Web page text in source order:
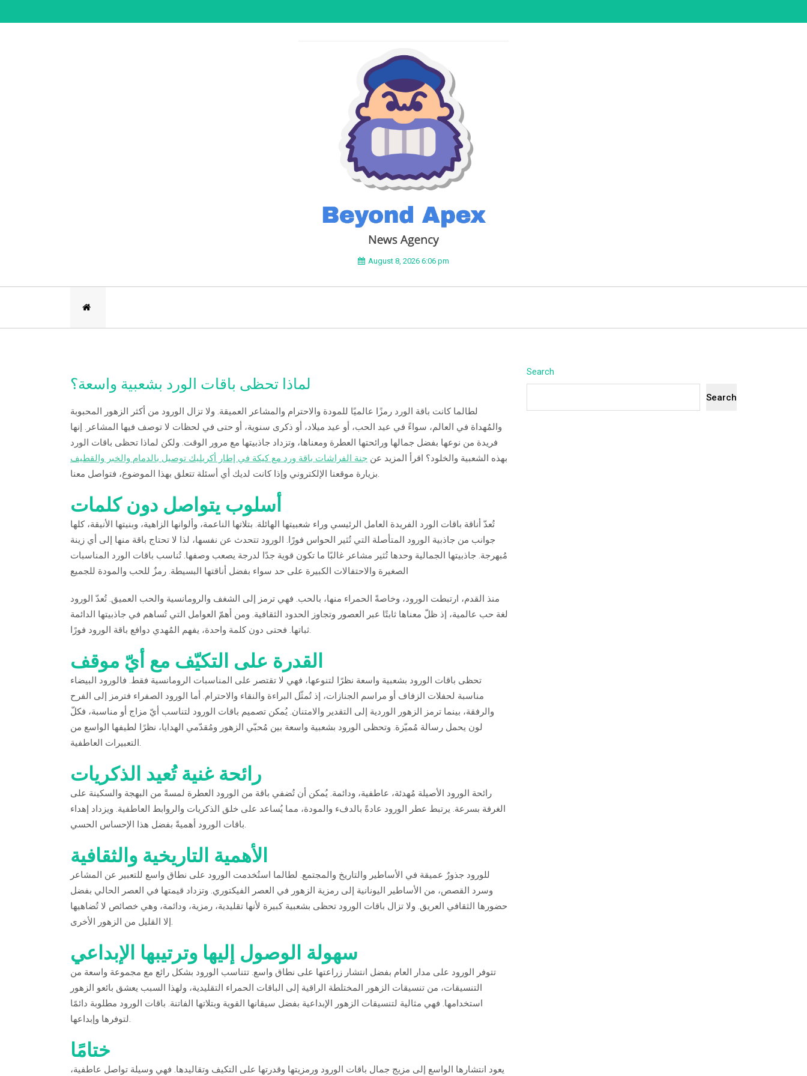
to
BEYOND APEX
August 8, 2026 6:06 pm
لماذا تحظى باقات الورد بشعبية واسعة؟
لطالما كانت باقة الورد رمزًا عالميًا للمودة والاحترام والمشاعر العميقة. ولا تزال الورود من أكثر الزهور المحبوبة
والمُهداة في العالم، سواءً في عيد الحب، أو عيد ميلاد، أو ذكرى سنوية، أو حتى في لحظات لا توصف فيها المشاعر. إنها
فريدة من نوعها بفضل جمالها ورائحتها العطرة ومعناها، وتزداد جاذبيتها مع مرور الوقت. ولكن لماذا تحظى باقات الورد
بهذه الشعبية والخلود؟ اقرأ المزيد عن جنة الفراشات باقة ورد مع كيكة في إطار أكريليك توصيل بالدمام والخبر والقطيف
بزيارة موقعنا الإلكتروني وإذا كانت لديك أي أسئلة تتعلق بهذا الموضوع، فتواصل معنا.
أسلوب يتواصل دون كلمات
تُعدّ أناقة باقات الورد الفريدة العامل الرئيسي وراء شعبيتها الهائلة. بتلاتها الناعمة، وألوانها الزاهية، وبنيتها الأنيقة، كلها
جوانب من جاذبية الورود المتأصلة التي تُثير الحواس فورًا. الورود تتحدث عن نفسها، لذا لا تحتاج باقة منها إلى أي زينة
مُبهرجة. جاذبيتها الجمالية وحدها تُثير مشاعر غالبًا ما تكون قوية جدًا لدرجة يصعب وصفها. تُناسب باقات الورد المناسبات
الصغيرة والاحتفالات الكبيرة على حد سواء بفضل أناقتها البسيطة. رمزٌ للحب والمودة للجميع
منذ القدم، ارتبطت الورود، وخاصةً الحمراء منها، بالحب. فهي ترمز إلى الشغف والرومانسية والحب العميق. تُعدّ الورود
لغة حب عالمية، إذ ظلّ معناها ثابتًا عبر العصور وتجاوز الحدود الثقافية. ومن أهمّ العوامل التي تُساهم في جاذبيتها الدائمة
ثباتها. فحتى دون كلمة واحدة، يفهم المُهدي دوافع باقة الورود فورًا.
القدرة على التكيّف مع أيّ موقف
تحظى باقات الورود بشعبية واسعة نظرًا لتنوعها، فهي لا تقتصر على المناسبات الرومانسية فقط. فالورود البيضاء
مناسبة لحفلات الزفاف أو مراسم الجنازات، إذ تُمثّل البراءة والنقاء والاحترام. أما الورود الصفراء فترمز إلى الفرح
والرفقة، بينما ترمز الزهور الوردية إلى التقدير والامتنان. يُمكن تصميم باقات الورود لتناسب أيّ مزاج أو مناسبة، فكلّ
لون يحمل رسالة مُميّزة. وتحظى الورود بشعبية واسعة بين مُحبّي الزهور ومُقدّمي الهدايا، نظرًا لطيفها الواسع من
التعبيرات العاطفية.
رائحة غنية تُعيد الذكريات
رائحة الورود الأصيلة مُهدئة، عاطفية، ودائمة. يُمكن أن تُضفي باقة من الورود العطرة لمسةً من البهجة والسكينة على
الغرفة بسرعة. يرتبط عطر الورود عادةً بالدفء والمودة، مما يُساعد على خلق الذكريات والروابط العاطفية. ويزداد إهداء
باقات الورود أهميةً بفضل هذا الإحساس الحسي.
الأهمية التاريخية والثقافية
للورود جذورٌ عميقة في الأساطير والتاريخ والمجتمع. لطالما استُخدمت الورود على نطاق واسع للتعبير عن المشاعر
وسرد القصص، من الأساطير اليونانية إلى رمزية الزهور في العصر الفيكتوري. وتزداد قيمتها في العصر الحالي بفضل
حضورها الثقافي العريق. ولا تزال باقات الورود تحظى بشعبية كبيرة لأنها تقليدية، رمزية، ودائمة، وهي خصائص لا تُضاهيها
إلا القليل من الزهور الأخرى.
سهولة الوصول إليها وترتيبها الإبداعي
تتوفر الورود على مدار العام بفضل انتشار زراعتها على نطاق واسع. تتناسب الورود بشكل رائع مع مجموعة واسعة من
التنسيقات، من تنسيقات الزهور المختلطة الراقية إلى الباقات الحمراء التقليدية، ولهذا السبب يعشق بائعو الزهور
استخدامها. فهي مثالية لتنسيقات الزهور الإبداعية بفضل سيقانها القوية وبتلاتها الفاتنة. باقات الورود مطلوبة دائمًا
لتوفرها وإبداعها.
ختامًا
يعود انتشارها الواسع إلى مزيج جمال باقات الورود ورمزيتها وقدرتها على التكيف وتقاليدها. فهي وسيلة تواصل عاطفية،
Search
Search